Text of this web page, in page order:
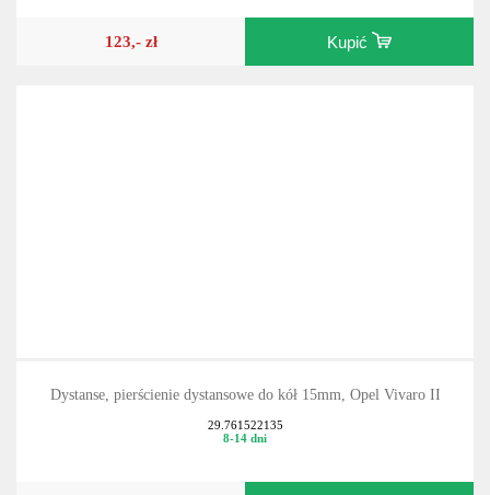
123,- zł Kupić
Dystanse, pierścienie dystansowe do kół 15mm, Opel Vivaro II
29.761522135
8-14 dni